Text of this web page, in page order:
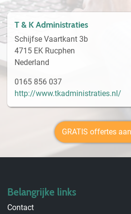
T & K Administraties
Schijfse Vaartkant 3b
4715 EK Rucphen
Nederland
0165 856 037
http://www.tkadministraties.nl/
GRATIS offertes
Belangrijke links
Contact